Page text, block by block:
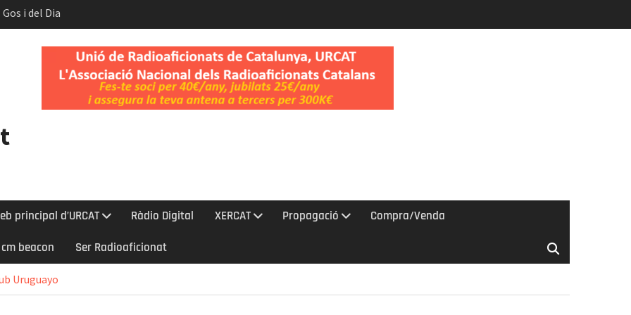
i del Dia
l’eclipsi
a la Cerdanya
principal d’URCAT Ràdio Digital XERCAT Propagació Compra/Venda
cm beacon Ser Radioaficionat
Uruguayo